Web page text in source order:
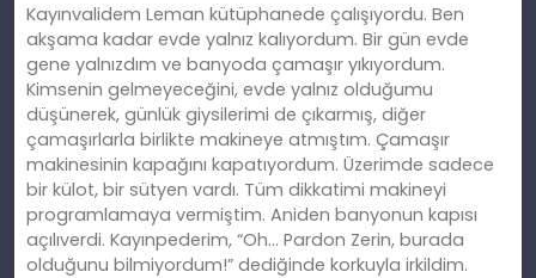
Kayınvalidem Leman kütüphanede çalışıyordu. Ben
akşama kadar evde yalnız kalıyordum. Bir gün evde
gene yalnızdım ve banyoda çamaşır yıkıyordum.
Kimsenin gelmeyeceğini, evde yalnız olduğumu
düşünerek, günlük giysilerimi de çıkarmış, diğer
çamaşırlarla birlikte makineye atmıştım. Çamaşır
makinesinin kapağını kapatıyordum. Üzerimde sadece
bir külot, bir sütyen vardı. Tüm dikkatimi makineyi
programlamaya vermiştim. Aniden banyonun kapısı
açılıverdi. Kayınpederim, “Oh… Pardon Zerin, burada
olduğunu bilmiyordum!” dediğinde korkuyla irkildim.